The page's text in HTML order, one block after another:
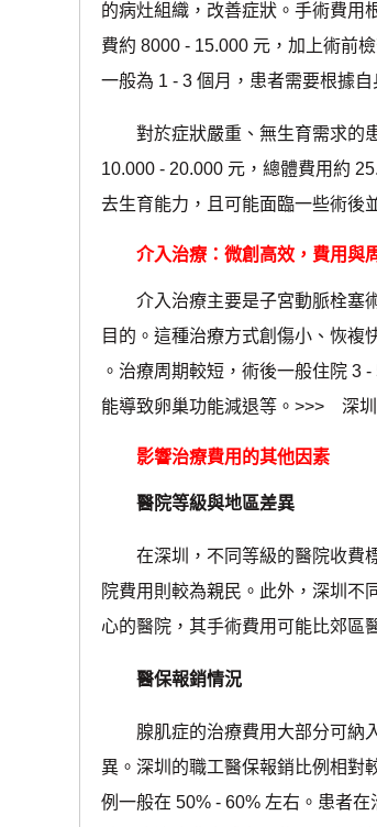
的病灶組織，改善症狀。手術費用
費約 8000 - 15.000 元，加上術前
一般為 1 - 3 個月，患者需要根據
對於症狀嚴重、無生育需求的患
10.000 - 20.000 元，總體費用約
去生育能力，且可能面臨一些術後
介入治療：微創高效，費用與
介入治療主要是子宮動脈栓塞術
目的。這種治療方式創傷小、恢複
。治療周期較短，術後一般住院 3
能導致卵巢功能減退等。>>> 深
影響治療費用的其他因素
醫院等級與地區差異
在深圳，不同等級的醫院收費標
院費用則較為親民。此外，深圳不
心的醫院，其手術費用可能比郊區
醫保報銷情況
腺肌症的治療費用大部分可納入
異。深圳的職工醫保報銷比例相對
例一般在 50% - 60% 左右。患者